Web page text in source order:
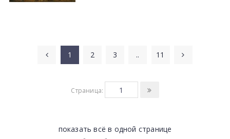
1 2 3 .. 11
Страница:
показать всё в одной странице